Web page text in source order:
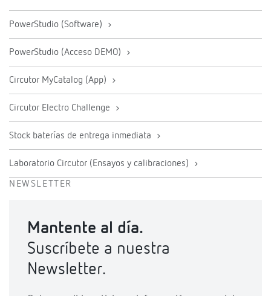
PowerStudio (Software)
PowerStudio (Acceso DEMO)
Circutor MyCatalog (App)
Circutor Electro Challenge
Stock baterías de entrega inmediata
Laboratorio Circutor (Ensayos y calibraciones)
NEWSLETTER
Mantente al día.
Suscríbete a nuestra
Newsletter.